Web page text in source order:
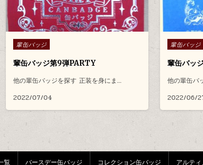
Posted in
輩缶バッジ
輩缶バッジ第9弾PARTY
他の輩缶バッジを探す 正装を身にま…
2022/07/04
Posted in
輩缶バッジ
輩缶バッ
他の輩缶バ
2022/06/
覧 バースデー缶バッジ コレクション缶バッジ アルテ